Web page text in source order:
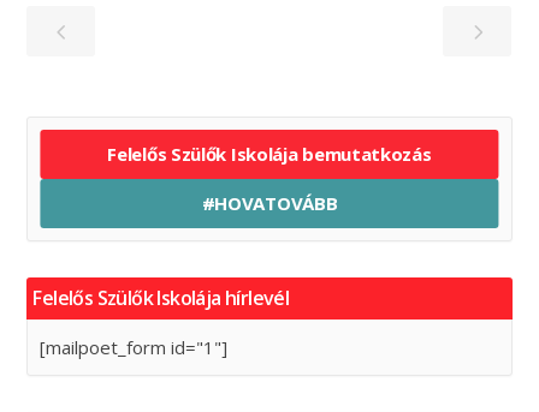
Felelős Szülők Iskolája bemutatkozás
#HOVATOVÁBB
Felelős Szülők Iskolája hírlevél
[mailpoet_form id="1"]